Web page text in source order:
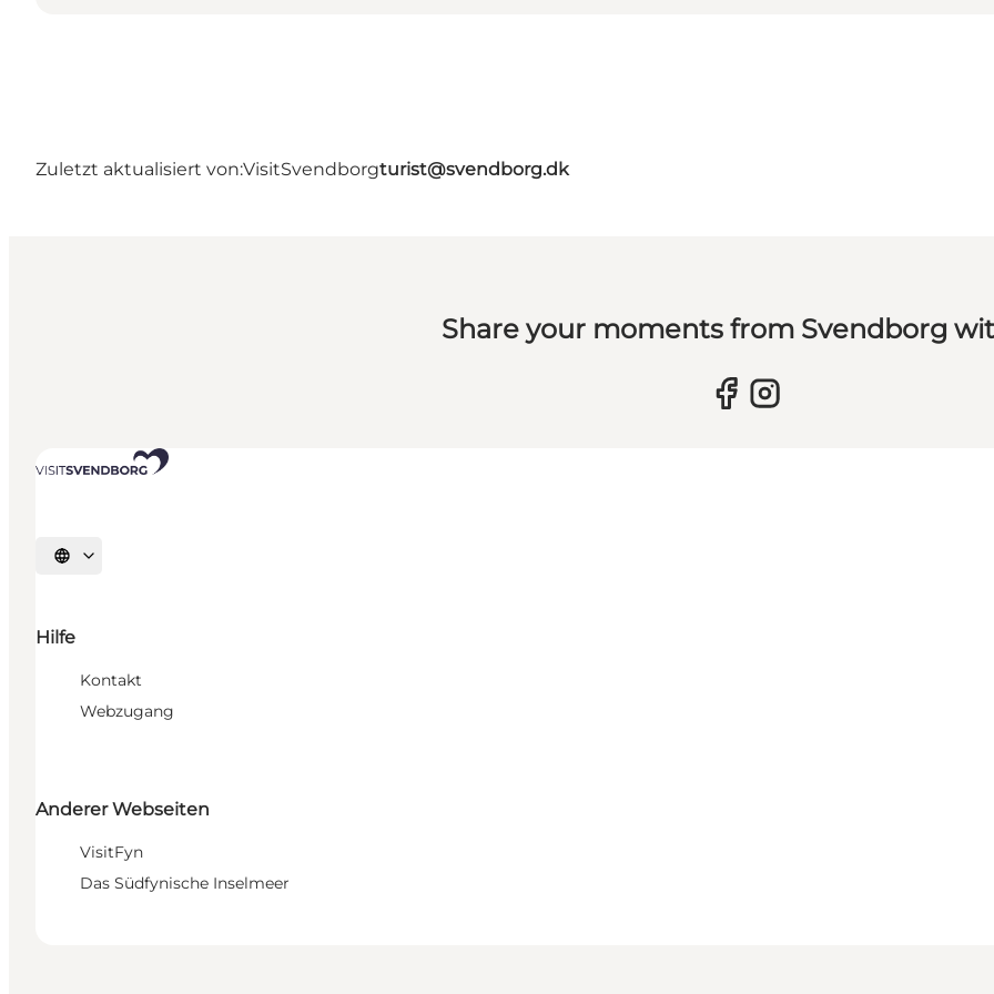
Zuletzt aktualisiert von:VisitSvendborgturist@svendborg.dk
Share your moments from Svendborg
Sprache auswählen
Hilfe
Kontakt
Webzugang
Anderer Webseiten
VisitFyn
Das Südfynische Inselmeer